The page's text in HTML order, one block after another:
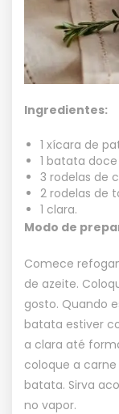
Ingredientes:
1 xícara de
1 batata
3 rodelas de
2 rodelas de
1 clara.
Modo de
Comece
de azeite.
gosto. Quando
batata estiver
a clara até
coloque a
batata. Sirva
no vapor.